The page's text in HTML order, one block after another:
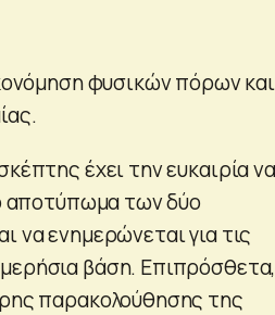
φυσικών πόρων
έχει την ευκαιρία να
αποτύπωμα των δύο
να ενημερώνεται για τις
βάση. Επιπρόσθετα,
παρακολούθησης της